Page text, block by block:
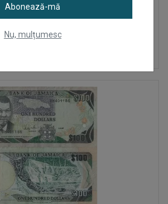
Abonează-mă
Nu, mulțumesc